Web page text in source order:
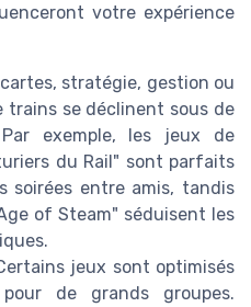
votre expérience
stratégie, gestion ou
trains se déclinent sous de
exemple, les jeux de
du Rail" sont parfaits
soirées entre amis, tandis
of Steam" séduisent les
jeux sont optimisés
de grands groupes.